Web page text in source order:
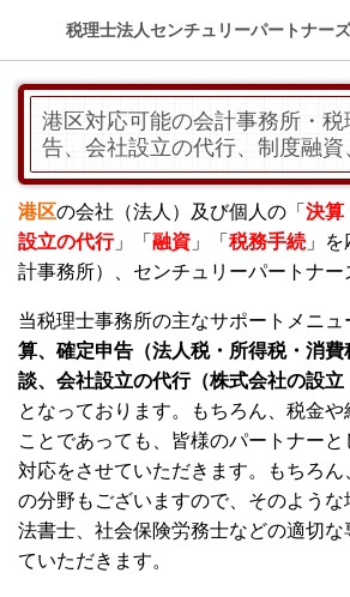
税理士法人センチュリーパートナーズ
港区対応可能の会計事務所・税
告、会社設立の代行、制度融資
港区の会社（法人）及び個人の「 決算
設立の代行」「 融資 」「 税務手続 」
計事務所）、センチュリーパートナー
当税理士事務所の主なサポートメニュ
算、確定申告（法人税・所得税・消費
談、会社設立の代行（株式会社の設立
となっております。もちろん、税金
ことであっても、皆様のパートナー
対応をさせていただきます。もちろ
の分野もございますので、そのような
法書士、社会保険労務士などの適切
ていただきます。